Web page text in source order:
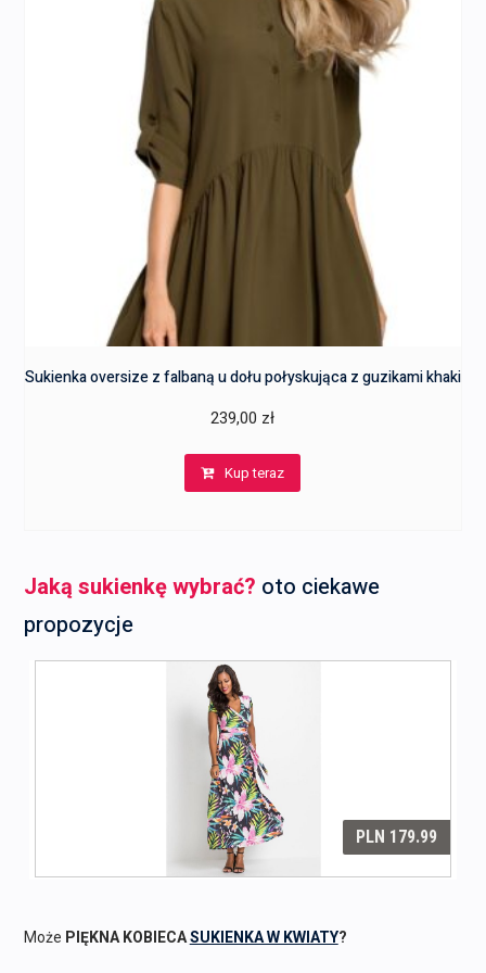
Sukienka oversize z falbaną u dołu połyskująca z guzikami khaki
239,00 zł
Kup teraz
Jaką sukienkę wybrać? oto ciekawe
propozycje
Może PIĘKNA KOBIECASUKIENKA W KWIATY?